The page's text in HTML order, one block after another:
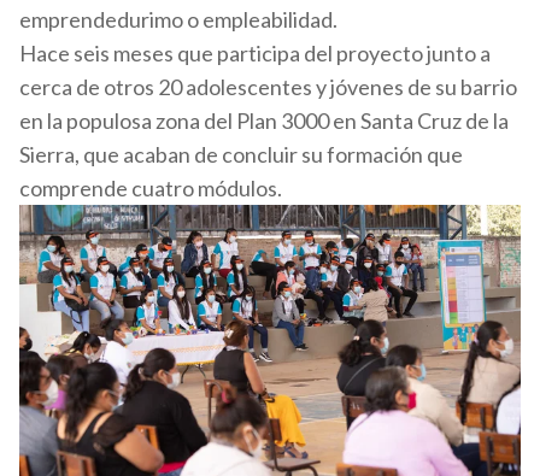
emprendedurimo o empleabilidad.
Hace seis meses que participa del proyecto junto a
cerca de otros 20 adolescentes y jóvenes de su barrio
en la populosa zona del Plan 3000 en Santa Cruz de la
Sierra, que acaban de concluir su formación que
comprende cuatro módulos.